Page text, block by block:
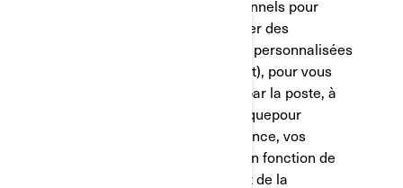
gère ces renseignements personnels pour
rendre les services, vous envoyer des
communications commerciales personnalisées
par courriel (avec consentement), pour vous
envoyer du courrier marketing par la poste, à
des fins de marketing téléphoniquepour
adapter/améliorer votre expérience, vos
fonctionnalités et vos produits en fonction de
votre profil de consommateur et de la